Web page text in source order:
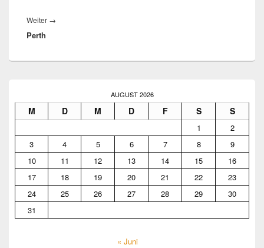
Weiter →
Perth
Widgetbereich
AUGUST 2026
M D M D F S S
1
2
3
4 5 6 7 8
9
10
11 12 13 14 15
16
17
18 19 20 21 22
23
24
25 26 27 28 29
30
31
« Juni